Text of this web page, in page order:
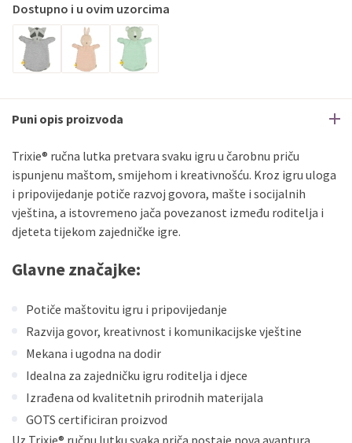
Dostupno i u ovim uzorcima
Puni opis proizvoda
Trixie® ručna lutka pretvara svaku igru u čarobnu priču
ispunjenu maštom, smijehom i kreativnošću. Kroz igru uloga
i pripovijedanje potiče razvoj govora, mašte i socijalnih
vještina, a istovremeno jača povezanost između roditelja i
djeteta tijekom zajedničke igre.
Glavne značajke:
Potiče maštovitu igru i pripovijedanje
Razvija govor, kreativnost i komunikacijske vještine
Mekana i ugodna na dodir
Idealna za zajedničku igru roditelja i djece
Izrađena od kvalitetnih prirodnih materijala
GOTS certificiran proizvod
Uz Trixie® ručnu lutku svaka priča postaje nova avantura.